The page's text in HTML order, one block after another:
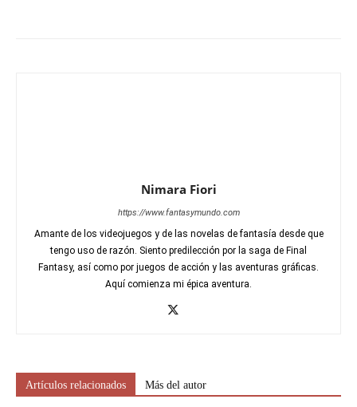
Nimara Fiori
https://www.fantasymundo.com
Amante de los videojuegos y de las novelas de fantasía desde que
tengo uso de razón. Siento predilección por la saga de Final
Fantasy, así como por juegos de acción y las aventuras gráficas.
Aquí comienza mi épica aventura.
Artículos relacionados Más del autor